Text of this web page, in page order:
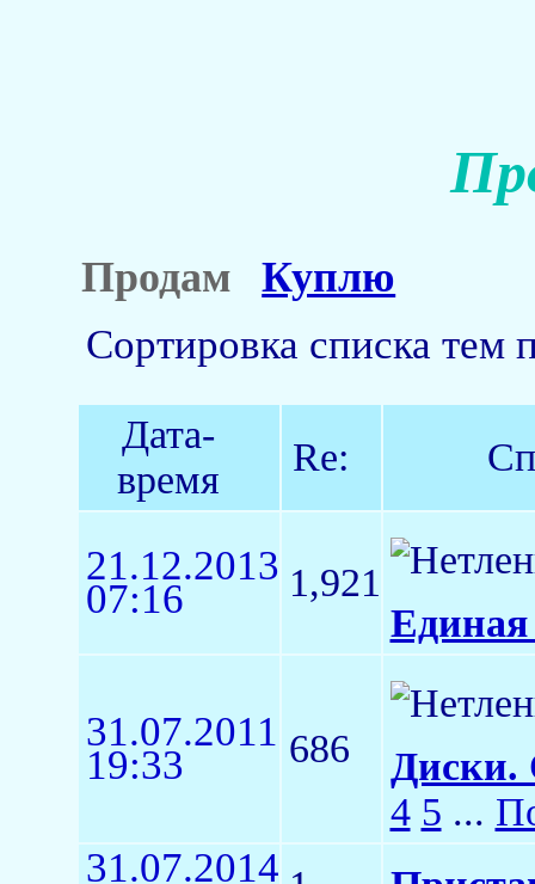
Продам Куплю
Сортировка списка тем
Дата-
время
Re:
21.12.2013
07:16
1,921
Единая
31.07.2011
19:33 686
Диски.
4 5 ...
31.07.2014